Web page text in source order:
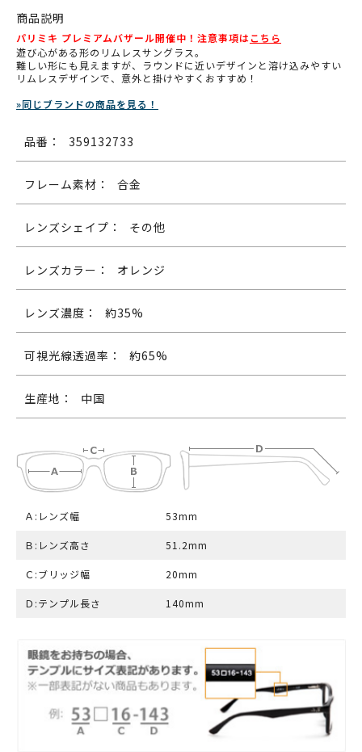
商品説明
パリミキ プレミアムバザール開催中！注意事項はこちら
遊び心がある形のリムレスサングラス。
難しい形にも見えますが、ラウンドに近いデザインと溶け込みやすい
リムレスデザインで、意外と掛けやすくおすすめ！
»同じブランドの商品を見る！
品番： 359132733
フレーム素材： 合金
レンズシェイプ： その他
レンズカラー： オレンジ
レンズ濃度： 約35%
可視光線透過率： 約65%
生産地： 中国
Ａ:レンズ幅 53mm
Ｂ:レンズ高さ 51.2mm
Ｃ:ブリッジ幅 20mm
Ｄ:テンプル長さ 140mm